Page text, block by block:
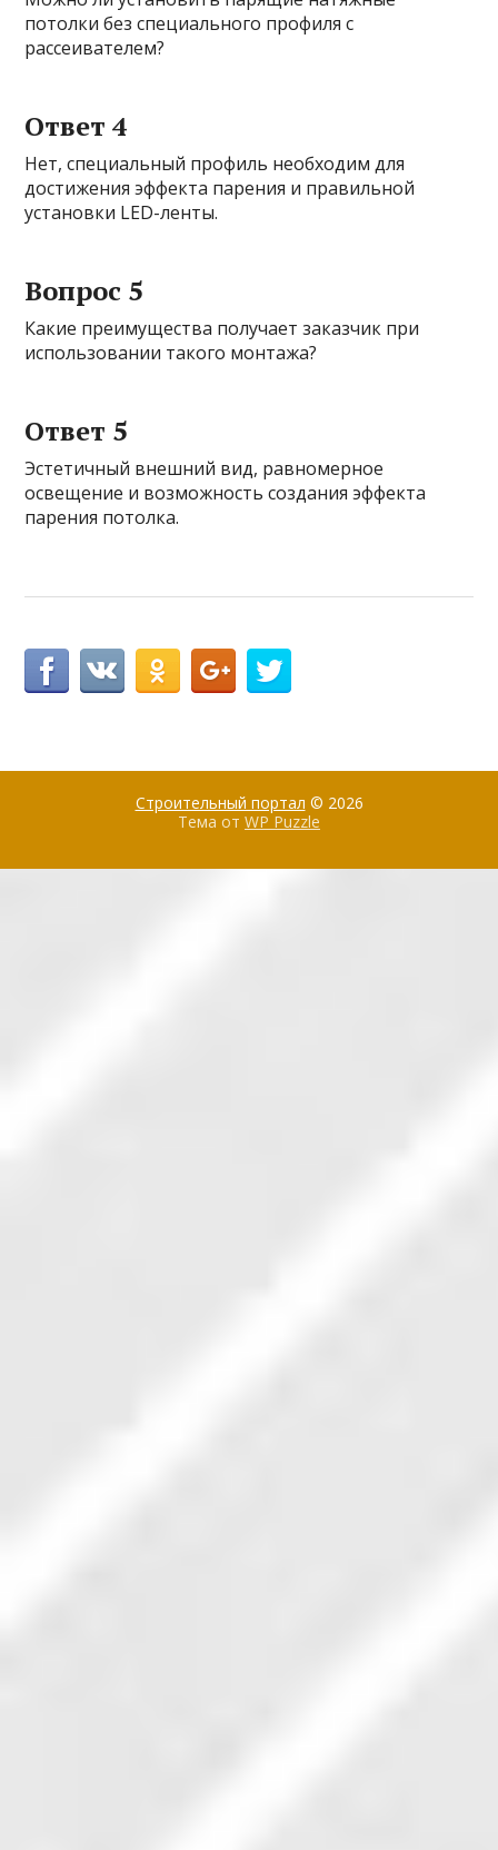
потолки без специального профиля с
рассеивателем?
Ответ 4
Нет, специальный профиль необходим для
достижения эффекта парения и правильной
установки LED-ленты.
Вопрос 5
Какие преимущества получает заказчик при
использовании такого монтажа?
Ответ 5
Эстетичный внешний вид, равномерное
освещение и возможность создания эффекта
парения потолка.
Строительный портал © 2026
Тема от WP Puzzle